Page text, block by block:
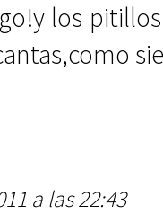
los
a las 22:43